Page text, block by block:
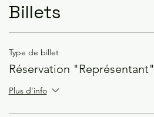
Billets
Type de billet
Réservation "Représentant"
Plus d'info